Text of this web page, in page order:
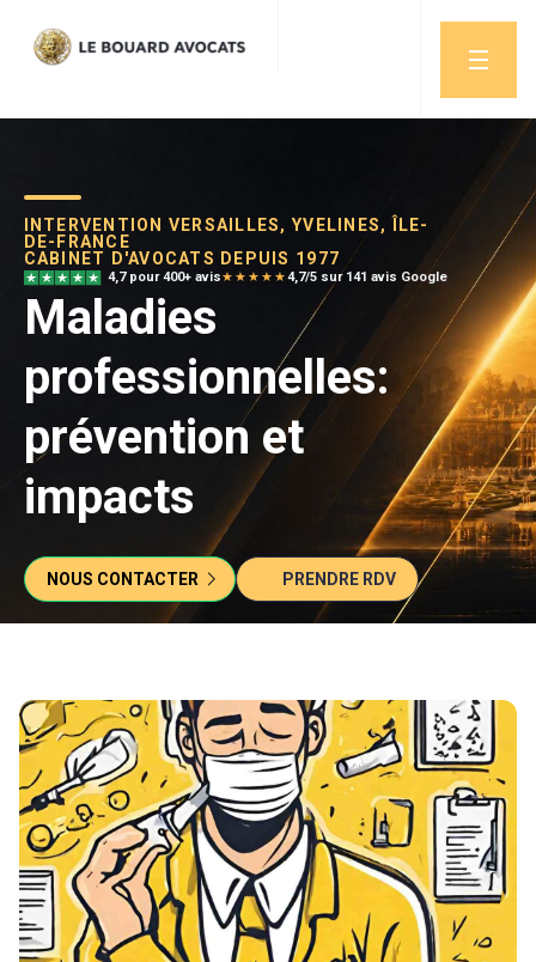
INTERVENTION VERSAILLES, YVELINES, ÎLE-
DE-FRANCE
CABINET D'AVOCATS DEPUIS 1977
4,7 pour 400+ avis★★★★★4,7/5 sur 141 avis Google
Maladies
professionnelles:
prévention et
impacts
NOUS CONTACTER PRENDRE RDV